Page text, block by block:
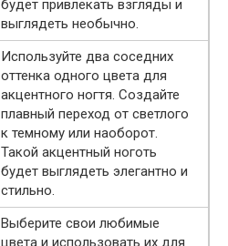
будет привлекать взгляды и
выглядеть необычно.
Используйте два соседних
оттенка одного цвета для
акцентного ногтя. Создайте
плавный переход от светлого
к темному или наоборот.
Такой акцентный ноготь
будет выглядеть элегантно и
стильно.
Выберите свои любимые
цвета и использовать их для